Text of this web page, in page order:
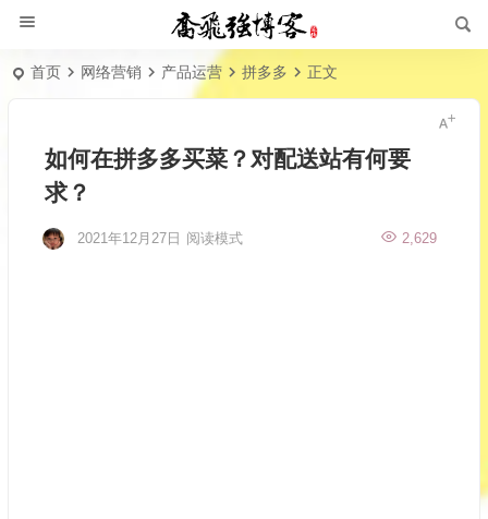
首页 网络营销 产品运营 拼多多 正文
如何在拼多多买菜？对配送站有何要
求？
2021年12月27日 2,629
阅读模式